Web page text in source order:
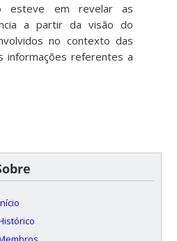
esteve em revelar as
a partir da visão do
no contexto das
informações referentes a